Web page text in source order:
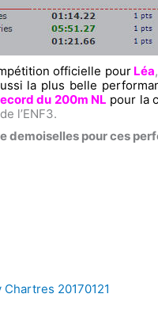
officielle pourLéa,
la plus belle
du 200m NL pour la
l’ENF3.
demoiselles pour ces
20170121